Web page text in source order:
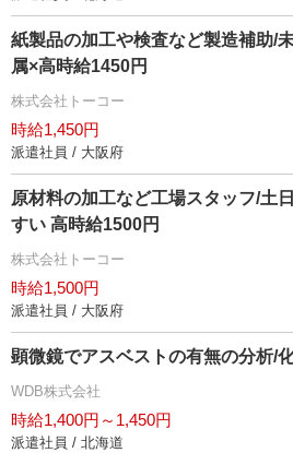
紙製品の加工や検査など製造補助/
属×高時給1450円
株式会社トーコー
時給1,450円
派遣社員 / 大阪府
原材料の加工など工場スタッフ/
すい 高時給1500円
株式会社トーコー
時給1,500円
派遣社員 / 大阪府
顕微鏡でアスベストの有無の分析/
WDB株式会社
時給1,400円～1,450円
派遣社員 / 北海道